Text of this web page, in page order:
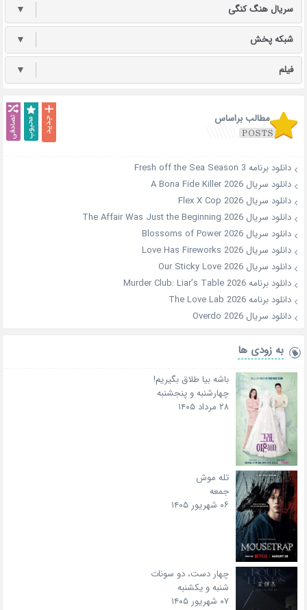
سریال هنگ کنگی ▼
شبکه پخش ▼
فیلم ▼
مطالب براساس
دانلود برنامه Fresh off the Sea Season 3
دانلود سریال A Bona Fide Killer 2026
دانلود سریال Flex X Cop 2026
دانلود سریال The Affair Was Just the Beginning 2026
دانلود سریال Blossoms of Power 2026
دانلود سریال Love Has Fireworks 2026
دانلود سریال Our Sticky Love 2026
دانلود برنامه Murder Club: Liar’s Table 2026
دانلود برنامه The Love Lab 2026
دانلود سریال Overdo 2026
به زودی ها
باشه بیا طلاق بگیریم!
چهارشنبه و پنجشنبه
۲۸ مرداد ۱۴۰۵
تله موش
جمعه
۰۶ شهریور ۱۴۰۵
چهار دست، دو سونات
شنبه و یکشنبه
۰۷ شهریور ۱۴۰۵